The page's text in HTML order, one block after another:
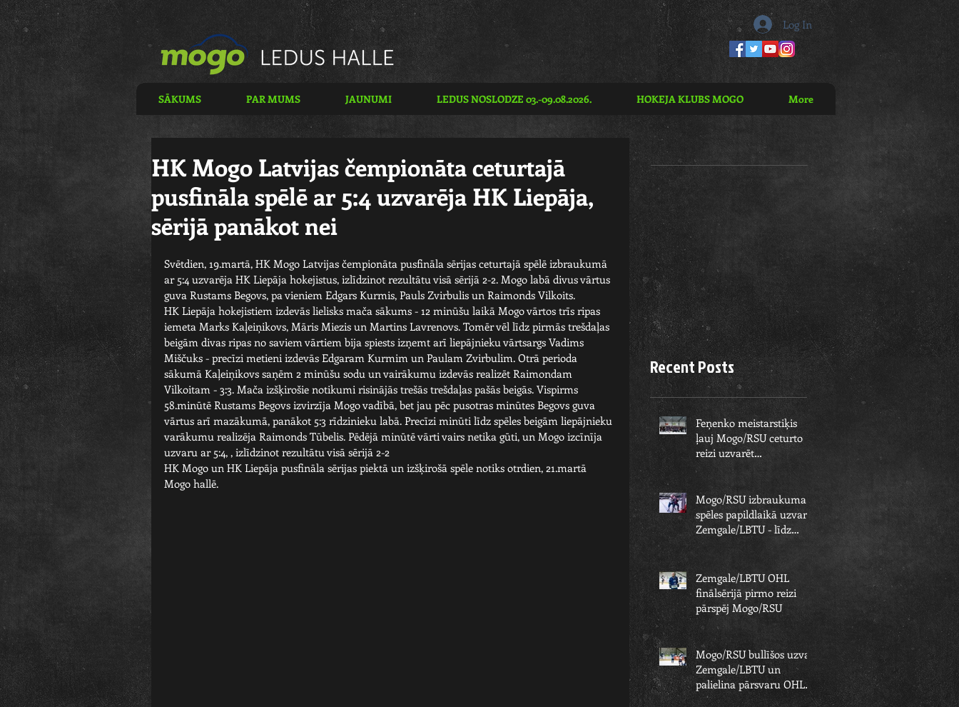
SĀKUMS PAR MUMS JAUNUMI LEDUS NOSLODZE 03.-09.08.2026. HOKEJA KLUBS MOGO More
Log In
HK Mogo Latvijas čempionāta ceturtajā
pusfināla spēlē ar 5:4 uzvarēja HK Liepāja,
sērijā panākot nei
Svētdien, 19.martā, HK Mogo Latvijas čempionāta pusfināla sērijas ceturtajā spēlē izbraukumā
ar 5:4 uzvarēja HK Liepāja hokejistus, izlīdzinot rezultātu visā sērijā 2-2. Mogo labā divus vārtus
guva Rustams Begovs, pa vieniem Edgars Kurmis, Pauls Zvirbulis un Raimonds Vilkoits.
HK Liepāja hokejistiem izdevās lielisks mača sākums - 12 minūšu laikā Mogo vārtos trīs ripas
iemeta Marks Kaļeiņikovs, Māris Miezis un Martins Lavrenovs. Tomēr vēl līdz pirmās trešdaļas
beigām divas ripas no saviem vārtiem bija spiests izņemt arī liepājnieku vārtsargs Vadims
Miščuks - precīzi metieni izdevās Edgaram Kurmim un Paulam Zvirbulim. Otrā perioda
sākumā Kaļeiņikovs saņēm 2 minūšu sodu un vairākumu izdevās realizēt Raimondam
Vilkoitam - 3:3. Mača izšķirošie notikumi risinājās trešās trešdaļas pašās beigās. Vispirms
58.minūtē Rustams Begovs izvirzīja Mogo vadībā, bet jau pēc pusotras minūtes Begovs guva
vārtus arī mazākumā, panākot 5:3 rīdzinieku labā. Precīzi minūti līdz spēles beigām liepājnieku
varākumu realizēja Raimonds Tūbelis. Pēdējā minūtē vārti vairs netika gūti, un Mogo izcīnīja
uzvaru ar 5:4, , izlīdzinot rezultātu visā sērijā 2-2
HK Mogo un HK Liepāja pusfināla sērijas piektā un izšķirošā spēle notiks otrdien, 21.martā
Mogo hallē.
Recent Posts
Feņenko meistarstiķis
ļauj Mogo/RSU ceturto
reizi uzvarēt
Zemgale/LBTU un izcīnīt
piekto čempionu
Mogo/RSU izbraukuma
spēles papildlaikā uzvar
Zemgale/LBTU - līdz
Zemgale/LBTU OHL
finālsērijā pirmo reizi
pārspēj Mogo/RSU
Mogo/RSU bullīšos uzvar
Zemgale/LBTU un
palielina pārsvaru OHL
finālsērijā